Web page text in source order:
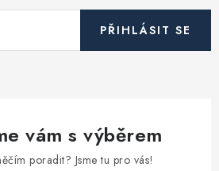
PŘIHLÁSIT SE
vám s výběrem
poradit? Jsme tu pro vás!